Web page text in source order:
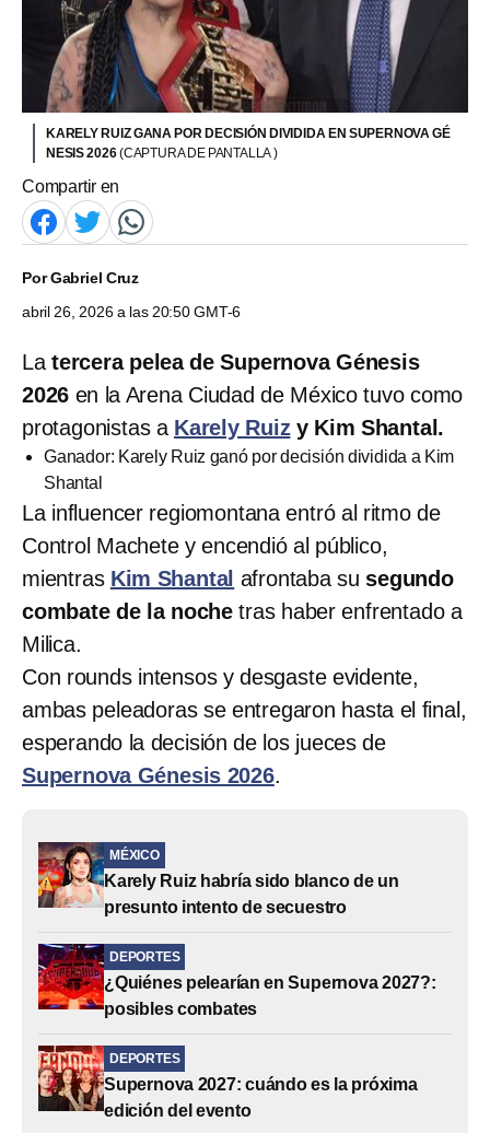
KARELY RUIZ GANA POR DECISIÓN DIVIDIDA EN SUPERNOVA GÉ
NESIS 2026(CAPTURA DE PANTALLA )
Compartir en
PorGabriel Cruz
abril 26, 2026 a las 20:50 GMT-6
La tercera pelea de Supernova Génesis
2026 en la Arena Ciudad de México tuvo como
protagonistas a Karely Ruizy Kim Shantal.
Ganador: Karely Ruiz ganó por decisión dividida a Kim
Shantal
La influencer regiomontana entró al ritmo de
Control Machete y encendió al público,
mientras Kim Shantal afrontaba su segundo
combate de la noche tras haber enfrentado a
Milica.
Con rounds intensos y desgaste evidente,
ambas peleadoras se entregaron hasta el final,
esperando la decisión de los jueces de
Supernova Génesis 2026.
MÉXICO
Karely Ruiz habría sido blanco de un
presunto intento de secuestro
DEPORTES
¿Quiénes pelearían en Supernova 2027?:
posibles combates
DEPORTES
Supernova 2027: cuándo es la próxima
edición del evento